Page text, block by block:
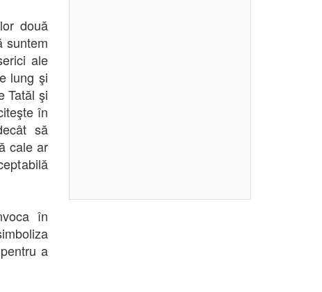
două
suntem
ale
lung şi
Tatăl şi
în
să
cale ar
în
a